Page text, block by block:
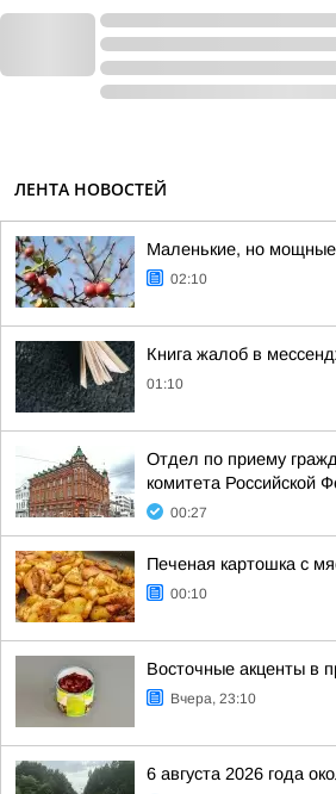
ЛЕНТА НОВОСТЕЙ
Маленькие, но
02:10
Книга жалоб в
01:10
Отдел по приему
комитета Российской
00:27
Печеная картошка с
00:10
Восточные акценты в
Вчера, 23:10
6 августа 2026 года